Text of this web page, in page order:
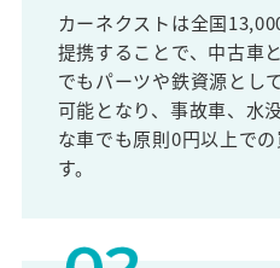
カーネクストは全国
提携することで、中古車
でもパーツや鉄資源とし
可能となり、事故車、水
な車でも原則0円以上で
す。